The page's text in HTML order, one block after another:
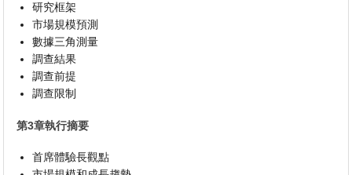
研究框架
市場規模預測
數據三角測量
調查結果
調查前提
調查限制
第3章執行摘要
首席體驗長觀點